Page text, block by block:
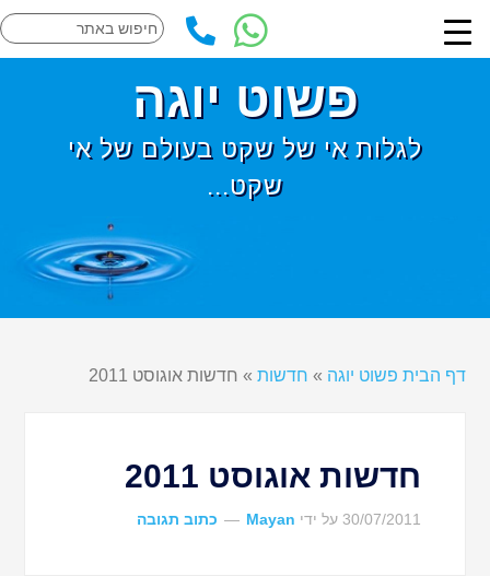
פשוט יוגה
לגלות אי של שקט בעולם של אי
שקט...
דף הבית פשוט יוגה » חדשות » חדשות אוגוסט 2011
חדשות אוגוסט 2011
30/07/2011 על ידי Mayan כתוב תגובה